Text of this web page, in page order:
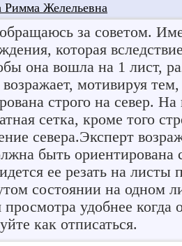
Римма Желельевна
за советом.
которая
она вошла на 1 лист,
мотивируя
строго на север. На
сетка, кроме того
севера.Эксперт
быть ориентирована
ее резать на листы
состоянии на одном
удобнее когда
как отписаться.